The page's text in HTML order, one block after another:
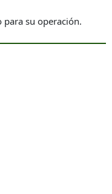
su operación.